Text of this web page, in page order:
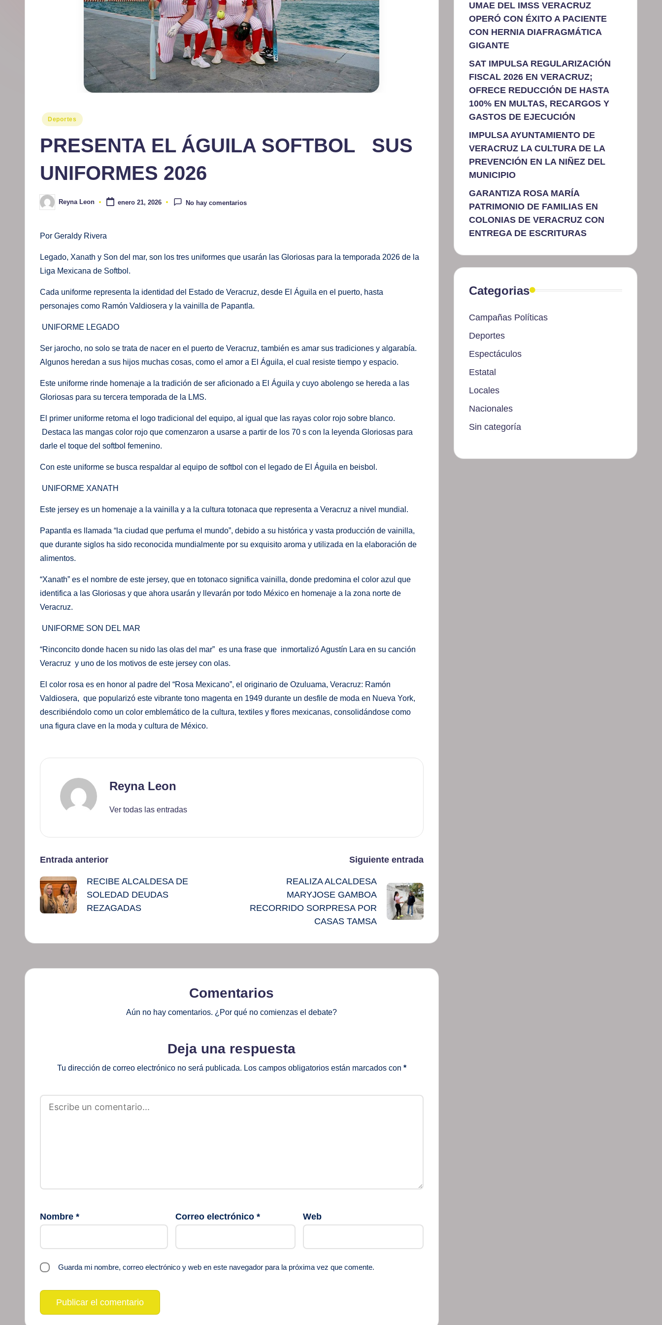
Publicado
Deportes
PRESENTA EL ÁGUILA SOFTBOL SUS
UNIFORMES 2026
Publicado
por
Reyna Leon enero 21, 2026 No hay comentarios
Por Geraldy Rivera
Legado, Xanath y Son del mar, son los tres uniformes que usarán las Gloriosas para la temporada 2026 de la
Liga Mexicana de Softbol.
Cada uniforme representa la identidad del Estado de Veracruz, desde El Águila en el puerto, hasta
personajes como Ramón Valdiosera y la vainilla de Papantla.
UNIFORME LEGADO
Ser jarocho, no solo se trata de nacer en el puerto de Veracruz, también es amar sus tradiciones y algarabía.
Algunos heredan a sus hijos muchas cosas, como el amor a El Águila, el cual resiste tiempo y espacio.
Este uniforme rinde homenaje a la tradición de ser aficionado a El Águila y cuyo abolengo se hereda a las
Gloriosas para su tercera temporada de la LMS.
El primer uniforme retoma el logo tradicional del equipo, al igual que las rayas color rojo sobre blanco.
Destaca las mangas color rojo que comenzaron a usarse a partir de los 70 s con la leyenda Gloriosas para
darle el toque del softbol femenino.
Con este uniforme se busca respaldar al equipo de softbol con el legado de El Águila en beisbol.
UNIFORME XANATH
Este jersey es un homenaje a la vainilla y a la cultura totonaca que representa a Veracruz a nivel mundial.
Papantla es llamada “la ciudad que perfuma el mundo”, debido a su histórica y vasta producción de vainilla,
que durante siglos ha sido reconocida mundialmente por su exquisito aroma y utilizada en la elaboración de
alimentos.
“Xanath” es el nombre de este jersey, que en totonaco significa vainilla, donde predomina el color azul que
identifica a las Gloriosas y que ahora usarán y llevarán por todo México en homenaje a la zona norte de
Veracruz.
UNIFORME SON DEL MAR
“Rinconcito donde hacen su nido las olas del mar” es una frase que inmortalizó Agustín Lara en su canción
Veracruz y uno de los motivos de este jersey con olas.
El color rosa es en honor al padre del “Rosa Mexicano”, el originario de Ozuluama, Veracruz: Ramón
Valdiosera, que popularizó este vibrante tono magenta en 1949 durante un desfile de moda en Nueva York,
describiéndolo como un color emblemático de la cultura, textiles y flores mexicanas, consolidándose como
una figura clave en la moda y cultura de México.
Reyna Leon
Ver todas las entradas
Navegación
de
entradas
Entrada anterior
RECIBE ALCALDESA DE
SOLEDAD DEUDAS
REZAGADAS
Siguiente entrada
REALIZA ALCALDESA
MARYJOSE GAMBOA
RECORRIDO SORPRESA POR
CASAS TAMSA
Comentarios
Aún no hay comentarios. ¿Por qué no comienzas el debate?
Deja una respuesta
Tu dirección de correo electrónico no será publicada. Los campos obligatorios están marcados con *
Nombre * Correo electrónico * Web
Guarda mi nombre, correo electrónico y web en este navegador para la próxima vez que comente.
UMAE DEL IMSS VERACRUZ
OPERÓ CON ÉXITO A PACIENTE
CON HERNIA DIAFRAGMÁTICA
GIGANTE
SAT IMPULSA REGULARIZACIÓN
FISCAL 2026 EN VERACRUZ;
OFRECE REDUCCIÓN DE HASTA
100% EN MULTAS, RECARGOS Y
GASTOS DE EJECUCIÓN
IMPULSA AYUNTAMIENTO DE
VERACRUZ LA CULTURA DE LA
PREVENCIÓN EN LA NIÑEZ DEL
MUNICIPIO
GARANTIZA ROSA MARÍA
PATRIMONIO DE FAMILIAS EN
COLONIAS DE VERACRUZ CON
ENTREGA DE ESCRITURAS
Categorias
Campañas Políticas
Deportes
Espectáculos
Estatal
Locales
Nacionales
Sin categoría